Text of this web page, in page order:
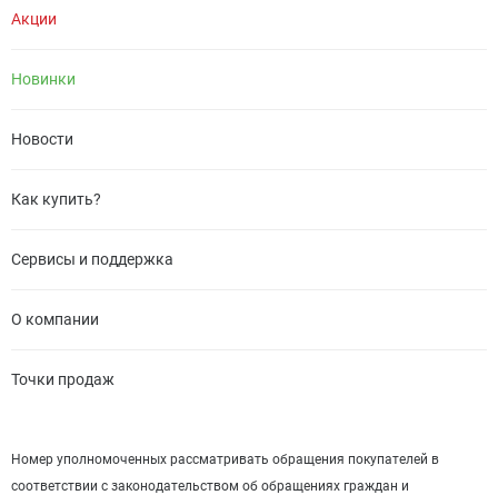
Акции
Новинки
Новости
Как купить?
Сервисы и поддержка
О компании
Точки продаж
Номер уполномоченных рассматривать обращения покупателей в
соответствии с законодательством об обращениях граждан и